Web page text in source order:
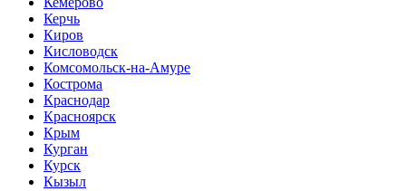
Керчь
Киров
Кисловодск
Комсомольск-на-Амуре
Кострома
Краснодар
Красноярск
Крым
Курган
Курск
Кызыл